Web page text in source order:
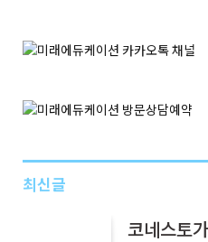
최신글
코네스토